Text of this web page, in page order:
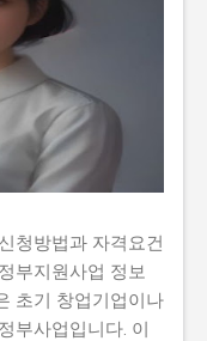
청방법과 자격요건
부지원사업 정보
초기 창업기업이나
부사업입니다. 이